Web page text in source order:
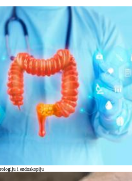
i endoskopiju